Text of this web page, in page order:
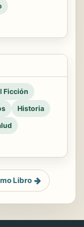
Ficción
Historia
Libro